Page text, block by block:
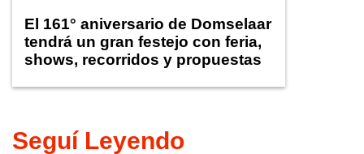
El 161° aniversario de Domselaar
tendrá un gran festejo con feria,
shows, recorridos y propuestas
Seguí Leyendo